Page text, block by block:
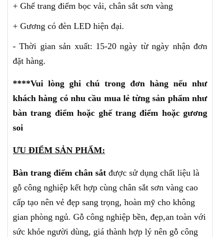
+ Ghế trang điểm bọc vải, chân sắt sơn vàng
+ Gương có đèn LED hiện đại.
-Thời gian sản xuất: 15-20 ngày từ ngày nhận đơn
đặt hàng.
****Vui lòng ghi chú trong đơn hàng nếu như
khách hàng có nhu cầu mua lẻ từng sản phẩm như
bàn trang điểm hoặc ghế trang điểm hoặc gương
soi
ƯU ĐIỂM SẢN PHẨM:
Bàn trang điểm chân sắt được sử dụng chất liệu là
gỗ công nghiệp kết hợp cùng chân sắt sơn vàng cao
cấp tạo nên vẻ đẹp sang trọng, hoàn mỹ cho không
gian phòng ngủ. Gỗ công nghiệp bền, đẹp,an toàn với
sức khỏe người dùng, giá thành hợp lý nên gỗ công